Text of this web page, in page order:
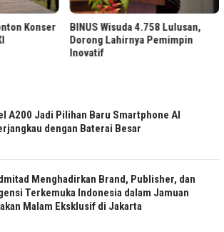
Konser
BINUS Wisuda 4.758 Lulusan,
Dorong Lahirnya Pemimpin
Inovatif
A200 Jadi Pilihan Baru Smartphone AI
dengan Baterai Besar
Menghadirkan Brand, Publisher, dan
Terkemuka Indonesia dalam Jamuan
Malam Eksklusif di Jakarta